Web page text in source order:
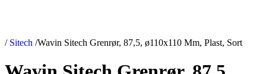
/ Sitech /Wavin Sitech Grenrør, 87,5, ø110x110 Mm, Plast, Sort